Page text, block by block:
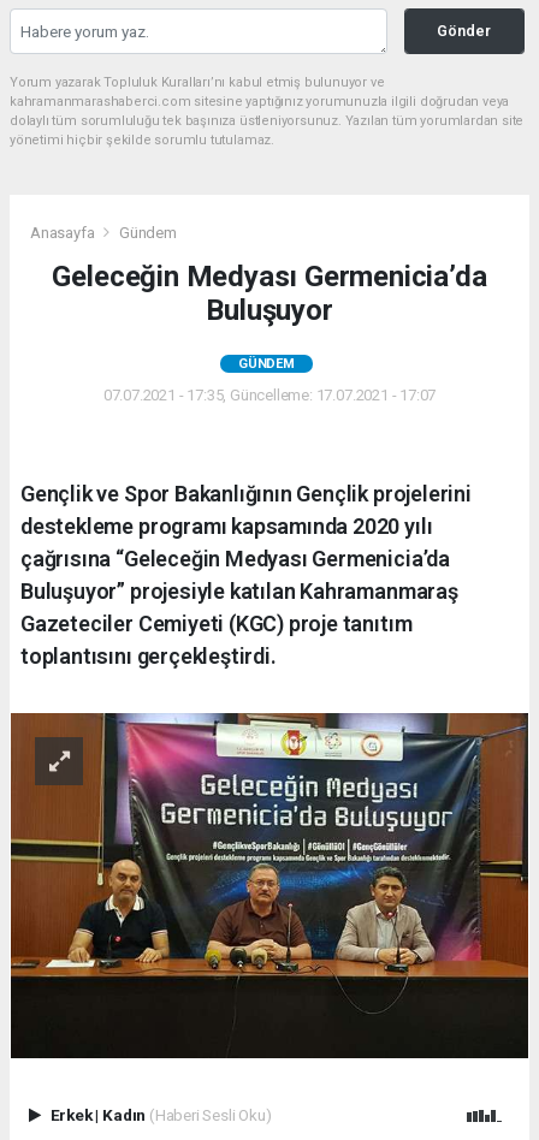
Gönder
Yorum yazarak Topluluk Kuralları’nı kabul etmiş bulunuyor ve
kahramanmarashaberci.com sitesine yaptığınız yorumunuzla ilgili doğrudan veya
dolaylı tüm sorumluluğu tek başınıza üstleniyorsunuz. Yazılan tüm yorumlardan site
yönetimi hiçbir şekilde sorumlu tutulamaz.
Anasayfa Gündem
Geleceğin Medyası Germenicia’da
Buluşuyor
GÜNDEM
07.07.2021 - 17:35, Güncelleme: 17.07.2021 - 17:07
Gençlik ve Spor Bakanlığının Gençlik projelerini
destekleme programı kapsamında 2020 yılı
çağrısına “Geleceğin Medyası Germenicia’da
Buluşuyor” projesiyle katılan Kahramanmaraş
Gazeteciler Cemiyeti (KGC) proje tanıtım
toplantısını gerçekleştirdi.
Erkek| Kadın (Haberi Sesli Oku)